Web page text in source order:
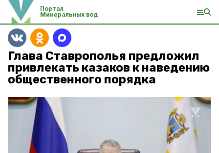
Портал
Минеральных вод
Глава Ставрополья предложил
привлекать казаков к наведению
общественного порядка